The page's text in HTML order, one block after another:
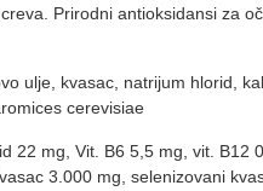
Prirodni antioksidansi za
ulje, kvasac, natrijum hlorid,
cerevisiae
22 mg, Vit. B6 5,5 mg, vit. B12
3.000 mg, selenizovani